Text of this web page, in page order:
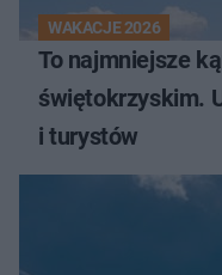
WAKACJE 2026
To najmniejsze
świętokrzyskim.
i turystów